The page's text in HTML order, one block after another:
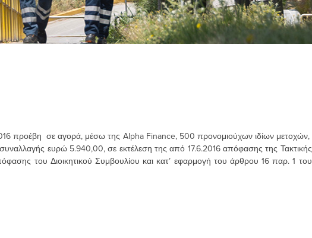
προέβη σε αγορά, μέσω της Alpha Finance, 500 προνομιούχων ιδίων μετοχών,
ευρώ 5.940,00, σε εκτέλεση της από 17.6.2016 απόφασης της Τακτικής
του Διοικητικού Συμβουλίου και κατ’ εφαρμογή του άρθρου 16 παρ. 1 του